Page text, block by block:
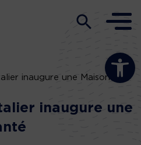
Ouvrir la
inaugure une Maison
inaugure une